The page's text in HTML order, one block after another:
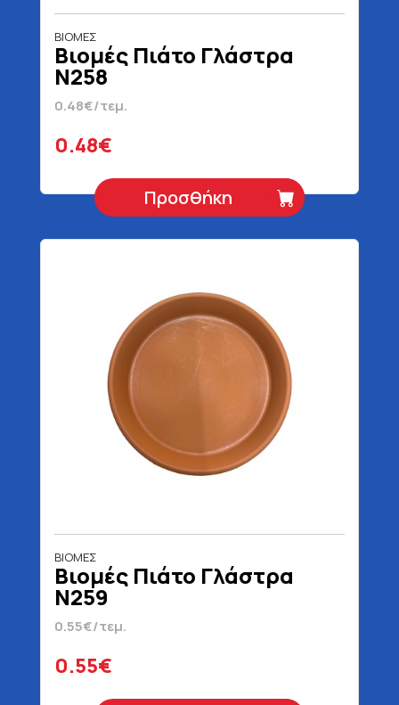
ΒΙΟΜΕΣ
Βιομές Πιάτο Γλάστρα
Ν258
0.48€/τεμ.
0.48€
Προσθήκη
ΒΙΟΜΕΣ
Βιομές Πιάτο Γλάστρα
Ν259
0.55€/τεμ.
0.55€